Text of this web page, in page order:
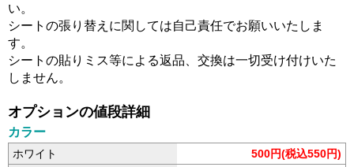
い。
シートの張り替えに関しては自己責任でお願いいたしま
す。
シートの貼りミス等による返品、交換は一切受け付けいた
しません。
オプションの値段詳細
カラー
ホワイト
500円(税込550円)